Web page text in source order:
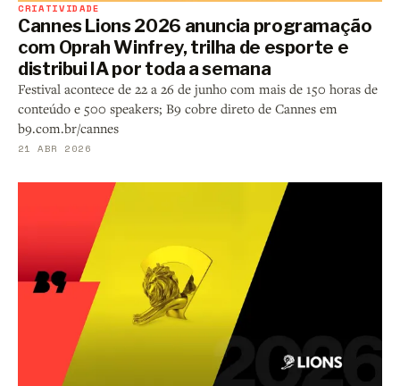
CRIATIVIDADE
Cannes Lions 2026 anuncia programação
com Oprah Winfrey, trilha de esporte e
distribui IA por toda a semana
Festival acontece de 22 a 26 de junho com mais de 150 horas de
conteúdo e 500 speakers; B9 cobre direto de Cannes em
b9.com.br/cannes
21 ABR 2026